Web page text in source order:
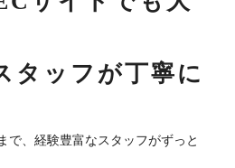
タッフが丁寧に
で、経験豊富なスタッフがずっと